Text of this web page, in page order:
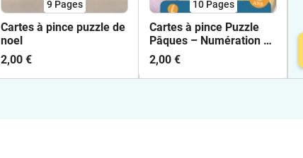
9 Pages
Cartes à pince puzzle de
noel
2,00 €
10 Pages
Cartes à pince Puzzle
Pâques – Numération et
motricité fine –
Maternelle PS MS GS
2,00 €